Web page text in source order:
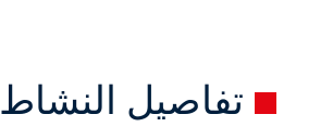
تفاصيل النشاط